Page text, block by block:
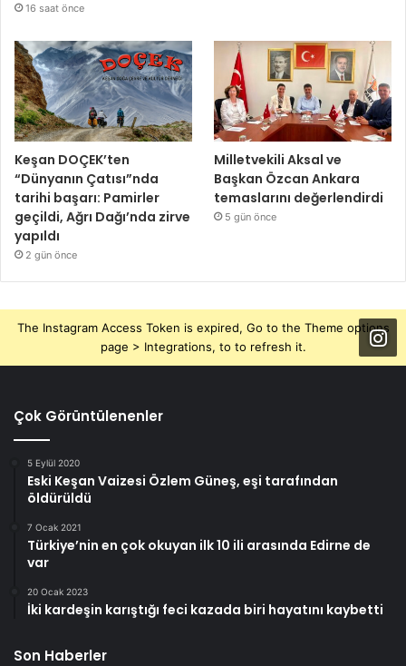
16 saat önce
Keşan DOÇEK’ten
“Dünyanın Çatısı”nda
tarihi başarı: Pamirler
geçildi, Ağrı Dağı’nda zirve
yapıldı
2 gün önce
Milletvekili Aksal ve
Başkan Özcan Ankara
temaslarını değerlendirdi
5 gün önce
The Instagram Access Token is expired, Go to the Theme options
page > Integrations, to to refresh it.
Çok Görüntülenenler
5 Eylül 2020
Eski Keşan Vaizesi Özlem Güneş, eşi tarafından
öldürüldü
7 Ocak 2021
Türkiye’nin en çok okuyan ilk 10 ili arasında Edirne de
var
20 Ocak 2023
İki kardeşin karıştığı feci kazada biri hayatını kaybetti
Son Haberler